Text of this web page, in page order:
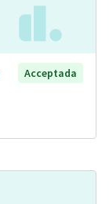
Acceptada